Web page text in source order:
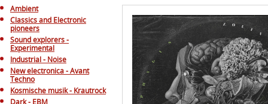
Ambient
Classics and Electronic
pioneers
Sound explorers -
Experimental
Industrial - Noise
New electronica - Avant
Techno
Kosmische musik - Krautrock
Dark - EBM